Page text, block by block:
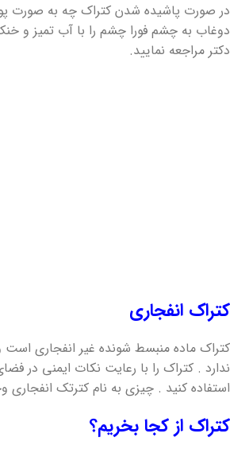
در صورت پاشیده شدن کتراک چه به صورت
دوغاب به چشم فورا چشم را با آب تمیز و
دکتر مراجعه نمایید.
کتراک‌ انفجاری
کتراک ماده منبسط شونده غیر انفجاری است
ندارد . کتراک را با رعایت نکات ایمنی در
استفاده کنید . چیزی به نام کترتک انفجاری
کتراک از کجا بخریم؟